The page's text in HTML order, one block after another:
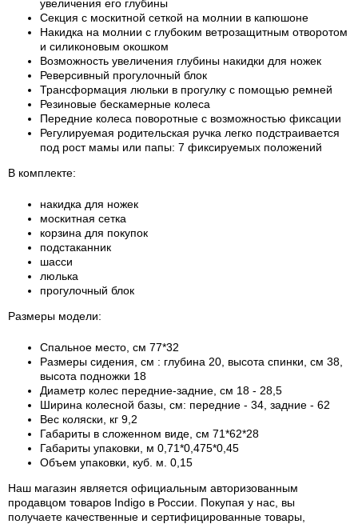
увеличения его глубины
Секция с москитной сеткой на молнии в капюшоне
Накидка на молнии с глубоким ветрозащитным отворотом
и силиконовым окошком
Возможность увеличения глубины накидки для ножек
Реверсивный прогулочный блок
Трансформация люльки в прогулку с помощью ремней
Резиновые бескамерные колеса
Передние колеса поворотные с возможностью фиксации
Регулируемая родительская ручка легко подстраивается
под рост мамы или папы: 7 фиксируемых положений
В комплекте:
накидка для ножек
москитная сетка
корзина для покупок
подстаканник
шасси
люлька
прогулочный блок
Размеры модели:
Спальное место, см 77*32
Размеры сидения, см : глубина 20, высота спинки, см 38,
высота подножки 18
Диаметр колес передние-задние, см 18 - 28,5
Ширина колесной базы, см: передние - 34, задние - 62
Вес коляски, кг 9,2
Габариты в сложенном виде, см 71*62*28
Габариты упаковки, м 0,71*0,475*0,45
Объем упаковки, куб. м. 0,15
Наш магазин является официальным авторизованным
продавцом товаров Indigo в России.
Покупая у нас, вы
получаете качественные и сертифицированные товары,